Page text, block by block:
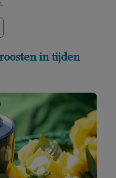
in tijden